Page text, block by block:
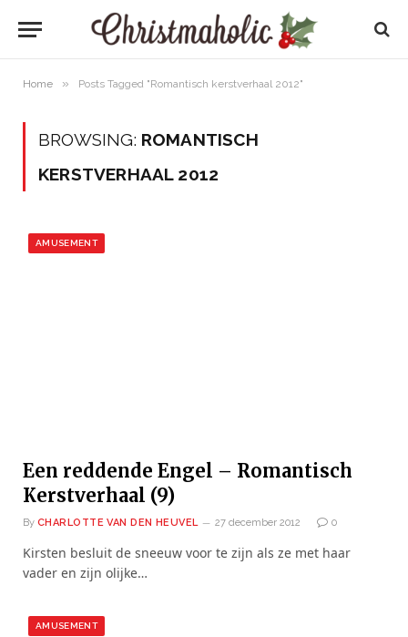
Home » Posts Tagged "Romantisch kerstverhaal 2012"
BROWSING: ROMANTISCH
KERSTVERHAAL 2012
AMUSEMENT
Een reddende Engel – Romantisch
Kerstverhaal (9)
By CHARLOTTE VAN DEN HEUVEL 27 december 2012 0
Kirsten besluit de sneeuw voor te zijn als ze met haar
vader en zijn olijke…
AMUSEMENT